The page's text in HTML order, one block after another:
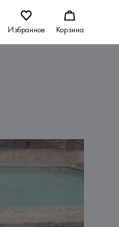
Избранное Корзина